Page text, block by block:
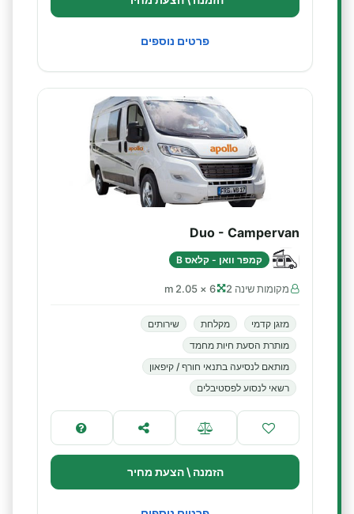
פרטים נוספים
Duo - Campervan
קמפר וואן - קלאס B
מקומות שינה 2 6 × 2.05 m
מזגן קדמי מקלחת
שירותים
מותרת הסעת חיות מחמד
מותאם לנסיעה בתנאי חורף / קיפאון
רשאי לנסוע לפסטיבלים
הזמנה \ הצעת מחיר